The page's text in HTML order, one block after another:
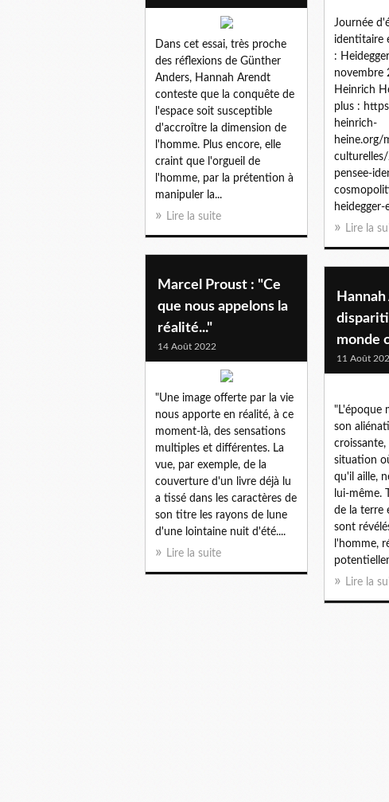
Journée
identitaire
:
novembre
Heinrich
plus :
heinrich-
heine.org/
pensee-
heidegger-
Lire la
Dans cet essai, très proche
des réflexions de Günther
Anders, Hannah Arendt
conteste que la conquête de
l'espace soit susceptible
d'accroître la dimension de
l'homme. Plus encore, elle
craint que l'orgueil de
l'homme, par la prétention à
manipuler la...
Lire la suite
Marcel Proust : "Ce
que nous appelons la
réalité..."
14 Août 2022
"Une image offerte par la vie
nous apporte en réalité, à ce
moment-là, des sensations
multiples et différentes. La
vue, par exemple, de la
couverture d'un livre déjà lu
a tissé dans les caractères de
son titre les rayons de lune
d'une lointaine nuit d'été....
Lire la suite
monde
11 Août
"L'époque
son
situation
qu'il aille,
lui-même.
de la terre
sont
l'homme,
Lire la